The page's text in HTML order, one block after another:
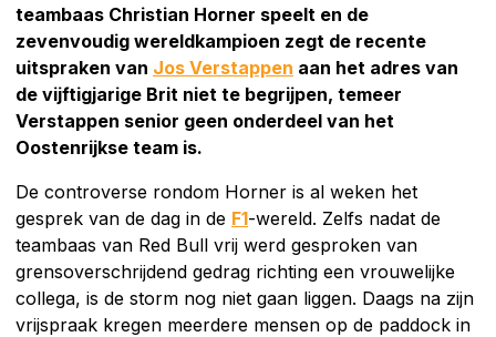
teambaas Christian Horner speelt en de
zevenvoudig wereldkampioen zegt de recente
uitspraken van Jos Verstappen aan het adres van
de vijftigjarige Brit niet te begrijpen, temeer
Verstappen senior geen onderdeel van het
Oostenrijkse team is.
De controverse rondom Horner is al weken het
gesprek van de dag in de F1-wereld. Zelfs nadat de
teambaas van Red Bull vrij werd gesproken van
grensoverschrijdend gedrag richting een vrouwelijke
collega, is de storm nog niet gaan liggen. Daags na zijn
vrijspraak kregen meerdere mensen op de paddock in